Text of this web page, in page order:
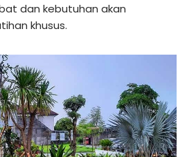
dan kebutuhan akan
khusus.